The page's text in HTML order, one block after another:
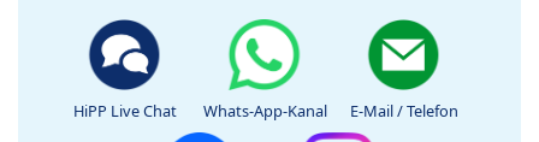
HiPP Live Chat Whats-App-Kanal E-Mail / Telefon